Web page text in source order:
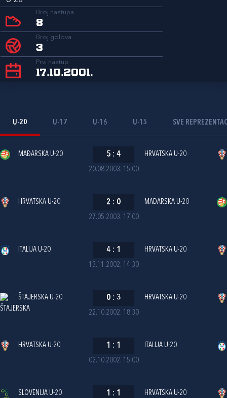
Broj nastupa
8
Broj golova
3
Prvi nastup
17.10.2001.
U-20 U-17 U-16 U-15 SVE
20.08.2003. 15:00
MAĐARSKA U-20 5 : 4 HRVATSKA U-20
27.05.2003. 17:00
HRVATSKA U-20 2 : 0 MAĐARSKA U-20
13.11.2002. 14:30
ITALIJA U-20 4 : 1 HRVATSKA U-20
22.10.2002. 18:30
ŠTAJERSKA U-20 0 : 3 HRVATSKA U-20
02.10.2002. 15:00
HRVATSKA U-20 1 : 1 ITALIJA U-20
SLOVENIJA U-20 1 : 1 HRVATSKA U-20